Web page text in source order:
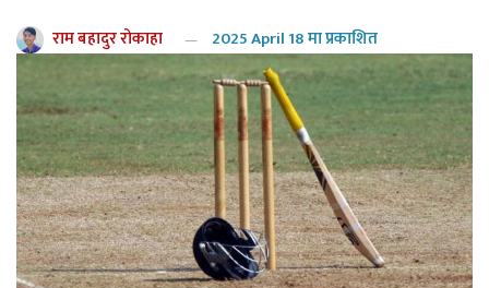
राम बहादुर रोकाहा 2025 April 18 मा प्रकाशित